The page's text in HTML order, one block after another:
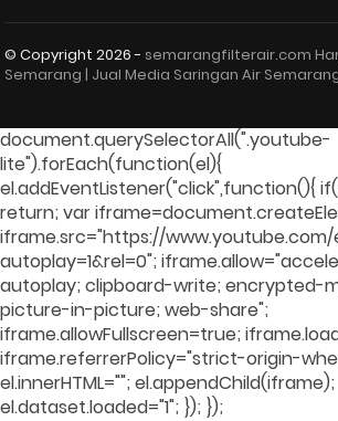
© Copyright2026 - semarangfilterair.com
Semarang | Jual Media Saringan Air
document.querySelectorAll(".youtube-
lite").forEach(function(el){
el.addEventListener("click",function(){
return; var
iframe.src="https://
autoplay=1&rel=0";
autoplay; clipboard-write; encrypted-
picture-in-picture; web-share";
iframe.allowFullscreen=true;
iframe.referrerPolicy="strict-origin-
el.innerHTML=""; el.appendChild(iframe);
el.dataset.loaded="1"; }); });